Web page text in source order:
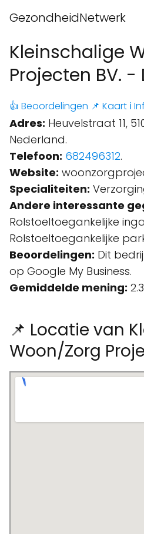
GezondheidNetwerk
Kleinschalige
Projecten BV. -
👍 Beoordelingen 📌 Kaart ℹ️
Adres: Heuvelstraat 11,
Nederland.
Telefoon: 682496312.
Website:
Specialiteiten:
Andere interessante
Rolstoeltoegankelijke
Rolstoeltoegankelijke
Beoordelingen: Dit
op Google My Business.
Gemiddelde mening:
📌 Locatie van
Woon/Zorg